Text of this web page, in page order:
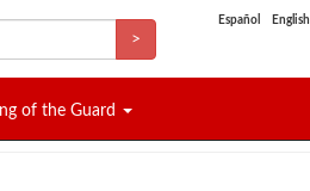
>
Español English
of the Guard